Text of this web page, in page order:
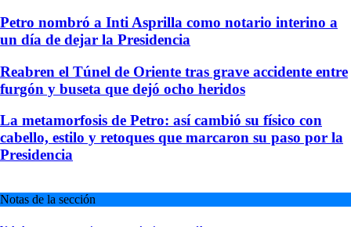
Petro nombró a Inti Asprilla como notario interino a
un día de dejar la Presidencia
Reabren el Túnel de Oriente tras grave accidente entre
furgón y buseta que dejó ocho heridos
La metamorfosis de Petro: así cambió su físico con
cabello, estilo y retoques que marcaron su paso por la
Presidencia
Notas de la sección